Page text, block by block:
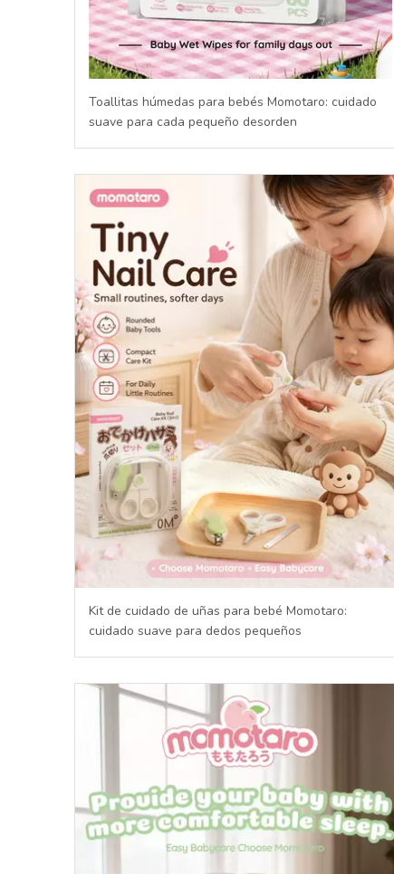
Toallitas húmedas para bebés Momotaro: cuidado
suave para cada pequeño desorden
Kit de cuidado de uñas para bebé Momotaro:
cuidado suave para dedos pequeños